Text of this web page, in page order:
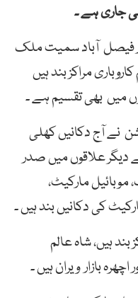
جاری ہے ۔
اور فیصل آباد سمیت ملک
مراکز بند ہیں
میں بھی تقسیم ہے ۔
نے آج دکانیں کھلی
دیگر علاقوں میں صدر
موبائیل مارکیٹ،
کی دکانیں بند ہیں ۔
ہیں، شاہ عالم
بازار ویران ہیں ۔